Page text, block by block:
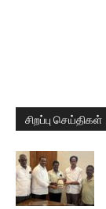
சிறப்பு செய்திகள்